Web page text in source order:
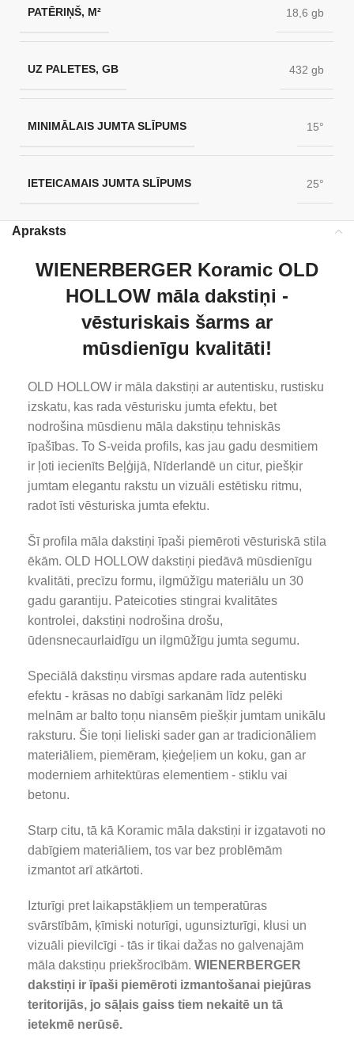
PATĒRIŅŠ, M² 18,6 gb
UZ PALETES, GB 432 gb
MINIMĀLAIS JUMTA SLĪPUMS 15°
IETEICAMAIS JUMTA SLĪPUMS 25°
Apraksts
WIENERBERGER Koramic OLD
HOLLOW māla dakstiņi -
vēsturiskais šarms ar
mūsdienīgu kvalitāti!
OLD HOLLOW ir māla dakstiņi ar autentisku, rustisku
izskatu, kas rada vēsturisku jumta efektu, bet
nodrošina mūsdienu māla dakstiņu tehniskās
īpašības. To S-veida profils, kas jau gadu desmitiem
ir ļoti iecienīts Beļģijā, Nīderlandē un citur, piešķir
jumtam elegantu rakstu un vizuāli estētisku ritmu,
radot īsti vēsturiska jumta efektu.
Šī profila māla dakstiņi īpaši piemēroti vēsturiskā stila
ēkām. OLD HOLLOW dakstiņi piedāvā mūsdienīgu
kvalitāti, precīzu formu, ilgmūžīgu materiālu un 30
gadu garantiju. Pateicoties stingrai kvalitātes
kontrolei, dakstiņi nodrošina drošu,
ūdensnecaurlaidīgu un ilgmūžīgu jumta segumu.
Speciālā dakstiņu virsmas apdare rada autentisku
efektu - krāsas no dabīgi sarkanām līdz pelēki
melnām ar balto toņu niansēm piešķir jumtam unikālu
raksturu. Šie toņi lieliski sader gan ar tradicionāliem
materiāliem, piemēram, ķieģeļiem un koku, gan ar
moderniem arhitektūras elementiem - stiklu vai
betonu.
Starp citu, tā kā Koramic māla dakstiņi ir izgatavoti no
dabīgiem materiāliem, tos var bez problēmām
izmantot arī atkārtoti.
Izturīgi pret laikapstākļiem un temperatūras
svārstībām, ķīmiski noturīgi, ugunsizturīgi, klusi un
vizuāli pievilcīgi - tās ir tikai dažas no galvenajām
māla dakstiņu priekšrocībām. WIENERBERGER
dakstiņi ir īpaši piemēroti izmantošanai piejūras
teritorijās, jo sāļais gaiss tiem nekaitē un tā
ietekmē nerūsē.